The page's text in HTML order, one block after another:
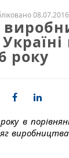
08.07.2016
року
в